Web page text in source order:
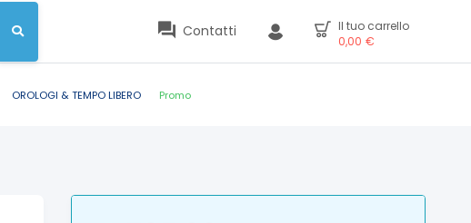
Contatti
Il tuo carrello
0,00 €
OROLOGI & TEMPO LIBERO Promo